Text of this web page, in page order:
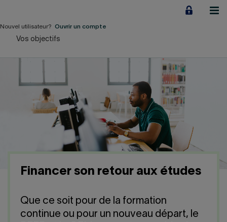
contenu
Financement d'entreprise
Notre Impact
Accueil Carrière
Nouvel utilisateur? Ouvrir un compte
Vos objectifs
Financer son retour aux études
Que ce soit pour de la formation
continue ou pour un nouveau départ, le